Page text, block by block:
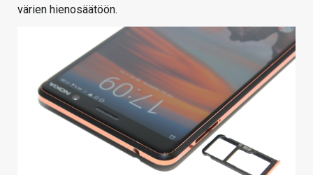
värien hienosäätöön.